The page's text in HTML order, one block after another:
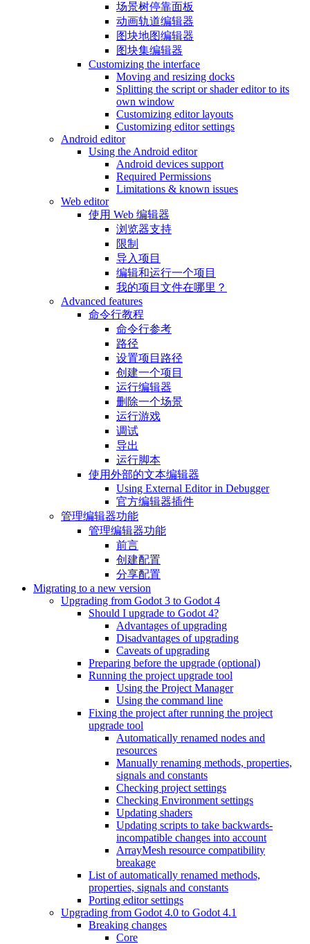
场景树停靠面板
动画轨道编辑器
图块地图编辑器
图块集编辑器
Customizing the interface
Moving and resizing docks
Splitting the script or shader editor to its
own window
Customizing editor layouts
Customizing editor settings
Android editor
Using the Android editor
Android devices support
Required Permissions
Limitations & known issues
Web editor
使用 Web 编辑器
浏览器支持
限制
导入项目
编辑和运行一个项目
我的项目文件在哪里？
Advanced features
命令行教程
命令行参考
路径
设置项目路径
创建一个项目
运行编辑器
删除一个场景
运行游戏
调试
导出
运行脚本
使用外部的文本编辑器
Using External Editor in Debugger
官方编辑器插件
管理编辑器功能
管理编辑器功能
前言
创建配置
分享配置
Migrating to a new version
Upgrading from Godot 3 to Godot 4
Should I upgrade to Godot 4?
Advantages of upgrading
Disadvantages of upgrading
Caveats of upgrading
Preparing before the upgrade (optional)
Running the project upgrade tool
Using the Project Manager
Using the command line
Fixing the project after running the project
upgrade tool
Automatically renamed nodes and
resources
Manually renaming methods, properties,
signals and constants
Checking project settings
Checking Environment settings
Updating shaders
Updating scripts to take backwards-
incompatible changes into account
ArrayMesh resource compatibility
breakage
List of automatically renamed methods,
properties, signals and constants
Porting editor settings
Upgrading from Godot 4.0 to Godot 4.1
Breaking changes
Core